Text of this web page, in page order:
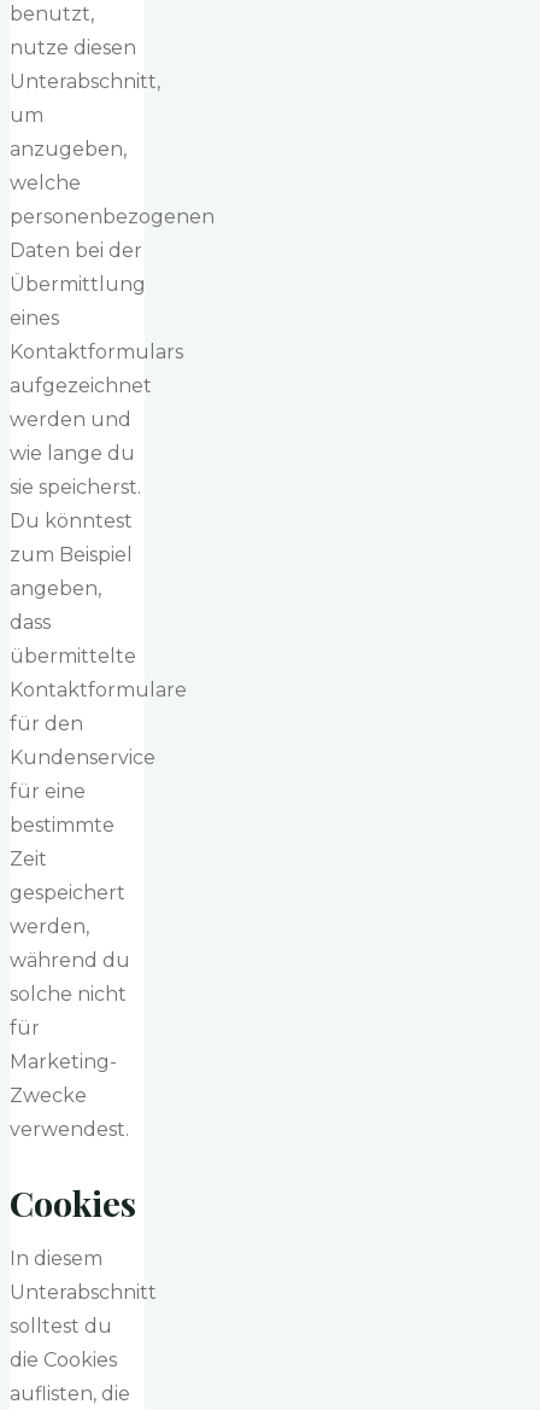
benutzt,
nutze diesen
Unterabschnitt,
um
anzugeben,
welche
personenbezogenen
Daten bei der
Übermittlung
eines
Kontaktformulars
aufgezeichnet
werden und
wie lange du
sie speicherst.
Du könntest
zum Beispiel
angeben,
dass
übermittelte
Kontaktformulare
für den
Kundenservice
für eine
bestimmte
Zeit
gespeichert
werden,
während du
solche nicht
für
Marketing-
Zwecke
verwendest.
Cookies
In diesem
Unterabschnitt
solltest du
die Cookies
auflisten, die